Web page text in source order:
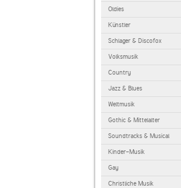
Oldies
Künstler
Schlager & Discofox
Volksmusik
Country
Jazz & Blues
Weltmusik
Gothic & Mittelalter
Soundtracks & Musical
Kinder-Musik
Gay
Christliche Musik